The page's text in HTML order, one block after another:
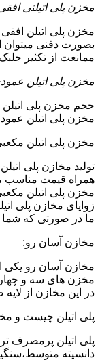
مخزن پلی اتیلنی
مخزن پلی اتیلن افقی
بصورت دفنی میتوان
ممانعت از تکثیر
مخزن پلی اتیلن
حجم مخزن پلی اتیلن را میتوان بین 5 تا 126 مترمکعب (5 هزار لیتر تا 126 هزار لیتر) در نظر
مخزن پلی اتیلن
مخزن پلی اتیلن
همراه قیمت مناسب
مخزن پلی اتیلن
زوایای مخازن پلی
ما در صورتی که شما
مخازن آسان رو:
مخازن آسان رو یکی
مخزن های سه و چهار
در این مخازن از
پلی اتیلن چیست و
دانسیته